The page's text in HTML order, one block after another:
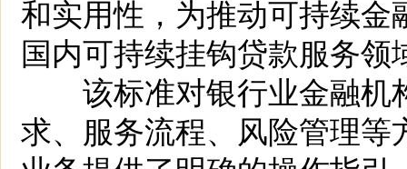
和实用性，为推动可持续
国内可持续挂钩贷款服务领
该标准对银行业金融机
求、服务流程、风险管理